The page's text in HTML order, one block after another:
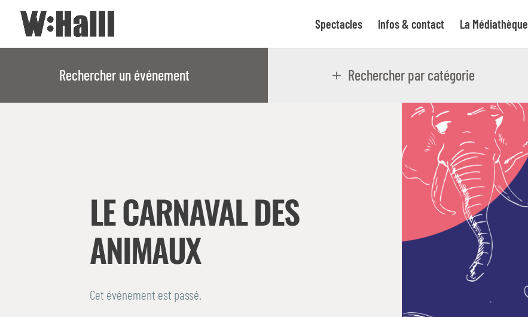
Spectacles Infos & contact La Médiathèque
Rechercher un événement Rechercher par catégorie
LE CARNAVAL DES
ANIMAUX
Cet événement est passé.